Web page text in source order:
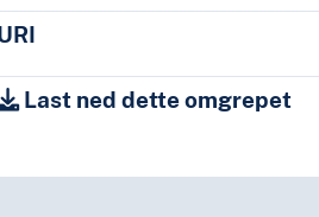
Last ned dette omgrepet